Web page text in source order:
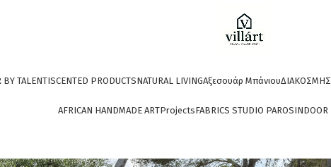
BY TALENTISCENTED PRODUCTSNATURAL LIVINGΑξεσουάρ Μπάνιου
AFRICAN HANDMADE ARTProjectsFABRICS STUDIO PAROSINDOOR